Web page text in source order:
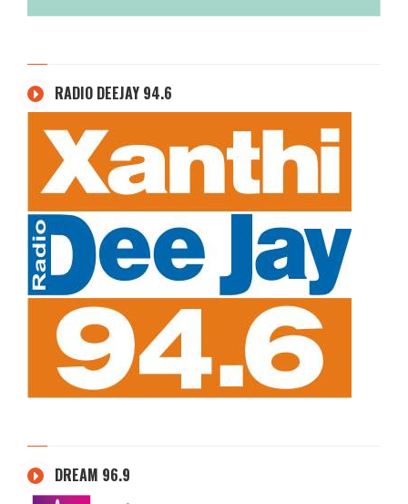
RADIO DEEJAY 94.6
DREAM 96.9